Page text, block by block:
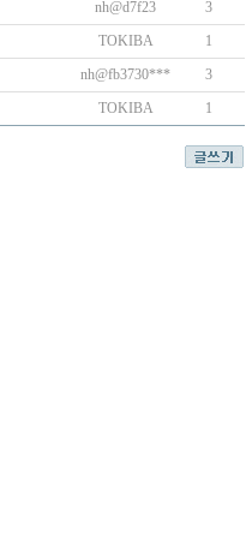
nh@d7f23
3
TOKIBA
1
nh@fb3730***
3
TOKIBA 1